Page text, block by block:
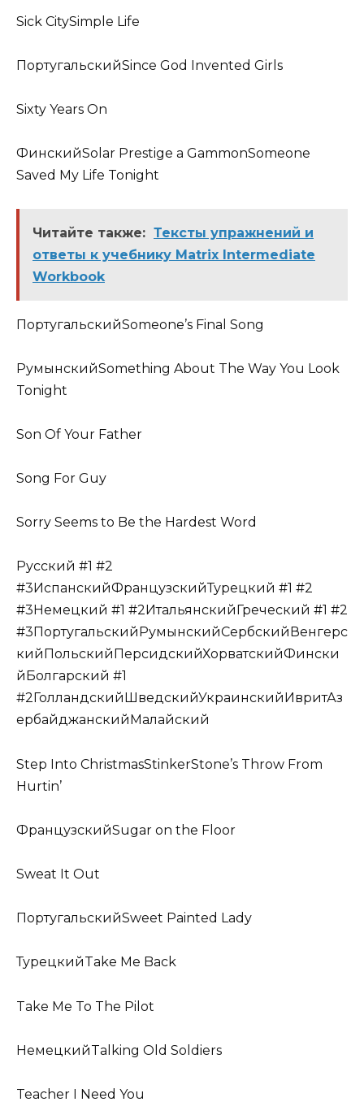
Sick CitySimple Life
ПортугальскийSince God Invented Girls
Sixty Years On
ФинскийSolar Prestige a GammonSomeone
Saved My Life Tonight
Читайте также: Тексты упражнений и
ответы к учебнику Matrix Intermediate
Workbook
ПортугальскийSomeone’s Final Song
РумынскийSomething About The Way You Look
Tonight
Son Of Your Father
Song For Guy
Sorry Seems to Be the Hardest Word
Русский #1 #2
#3ИспанскийФранцузскийТурецкий #1 #2
#3Немецкий #1 #2ИтальянскийГреческий #1 #2
#3ПортугальскийРумынскийСербскийВенгерс
кийПольскийПерсидскийХорватскийФински
йБолгарский #1
#2ГолландскийШведскийУкраинскийИвритАз
ербайджанскийМалайский
Step Into ChristmasStinkerStone’s Throw From
Hurtin’
ФранцузскийSugar on the Floor
Sweat It Out
ПортугальскийSweet Painted Lady
ТурецкийTake Me Back
Take Me To The Pilot
НемецкийTalking Old Soldiers
Teacher I Need You